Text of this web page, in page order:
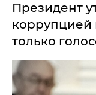
Президент
коррупцией
только